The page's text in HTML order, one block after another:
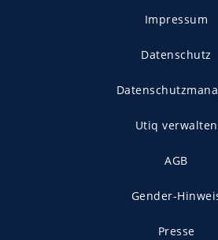
Impressum
Datenschutz
Utiq verwalten
AGB
Gender-
Presse